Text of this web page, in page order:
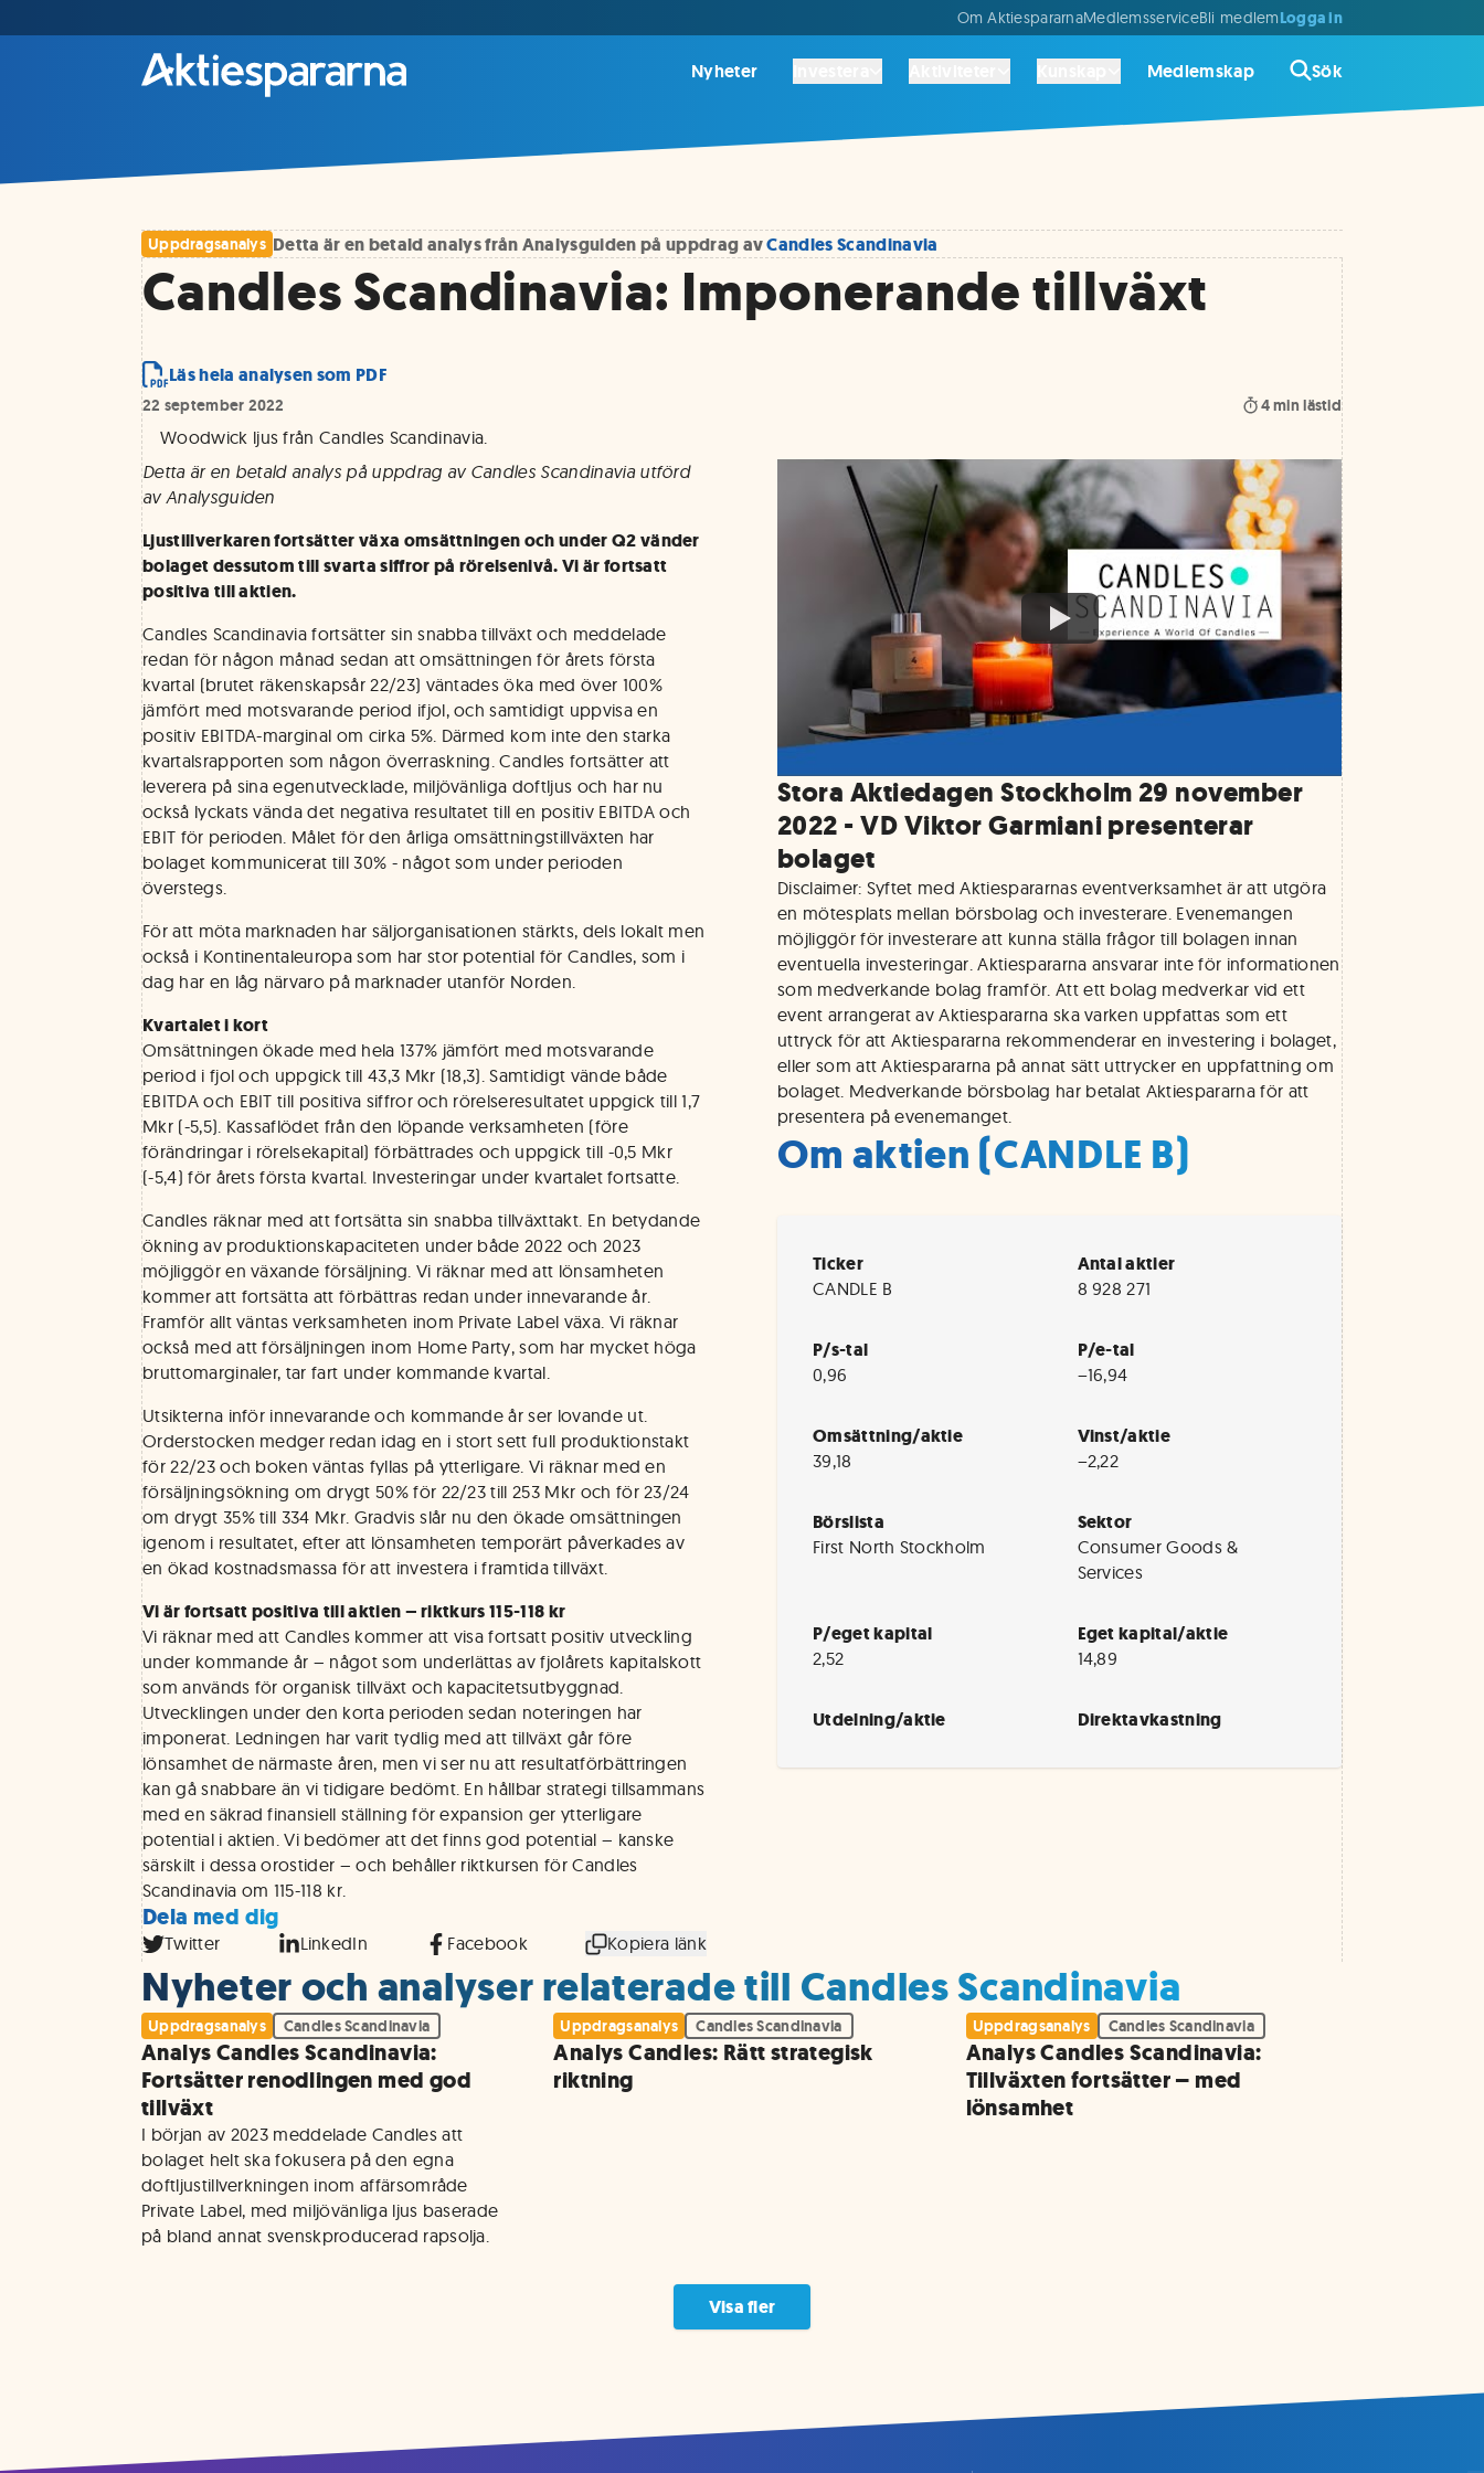
Om AktiespararnaMedlemsserviceBli medlemLogga in
Nyheter Medlemskap Sök
Uppdragsanalys Detta är en betald analys från Analysguiden på uppdrag avCandles Scandinavia
Candles Scandinavia: Imponerande tillväxt
Läs hela analysen som PDF
22 september 2022 4min lästid
Woodwick ljus från Candles Scandinavia.
Detta är en betald analys på uppdrag av Candles Scandinavia utförd
av Analysguiden
Ljustillverkaren fortsätter växa omsättningen och under Q2 vänder
bolaget dessutom till svarta siffror på rörelsenivå. Vi är fortsatt
positiva till aktien.
Candles Scandinavia fortsätter sin snabba tillväxt och meddelade
redan för någon månad sedan att omsättningen för årets första
kvartal (brutet räkenskapsår 22/23) väntades öka med över 100%
jämfört med motsvarande period ifjol, och samtidigt uppvisa en
positiv EBITDA-marginal om cirka 5%. Därmed kom inte den starka
kvartalsrapporten som någon överraskning. Candles fortsätter att
leverera på sina egenutvecklade, miljövänliga doftljus och har nu
också lyckats vända det negativa resultatet till en positiv EBITDA och
EBIT för perioden. Målet för den årliga omsättningstillväxten har
bolaget kommunicerat till 30% - något som under perioden
överstegs.
För att möta marknaden har säljorganisationen stärkts, dels lokalt men
också i Kontinentaleuropa som har stor potential för Candles, som i
dag har en låg närvaro på marknader utanför Norden.
Kvartalet i kort
Omsättningen ökade med hela 137% jämfört med motsvarande
period i fjol och uppgick till 43,3 Mkr (18,3). Samtidigt vände både
EBITDA och EBIT till positiva siffror och rörelseresultatet uppgick till 1,7
Mkr (-5,5). Kassaflödet från den löpande verksamheten (före
förändringar i rörelsekapital) förbättrades och uppgick till -0,5 Mkr
(-5,4) för årets första kvartal. Investeringar under kvartalet fortsatte.
Candles räknar med att fortsätta sin snabba tillväxttakt. En betydande
ökning av produktionskapaciteten under både 2022 och 2023
möjliggör en växande försäljning. Vi räknar med att lönsamheten
kommer att fortsätta att förbättras redan under innevarande år.
Framför allt väntas verksamheten inom Private Label växa. Vi räknar
också med att försäljningen inom Home Party, som har mycket höga
bruttomarginaler, tar fart under kommande kvartal.
Utsikterna inför innevarande och kommande år ser lovande ut.
Orderstocken medger redan idag en i stort sett full produktionstakt
för 22/23 och boken väntas fyllas på ytterligare. Vi räknar med en
försäljningsökning om drygt 50% för 22/23 till 253 Mkr och för 23/24
om drygt 35% till 334 Mkr. Gradvis slår nu den ökade omsättningen
igenom i resultatet, efter att lönsamheten temporärt påverkades av
en ökad kostnadsmassa för att investera i framtida tillväxt.
Vi är fortsatt positiva till aktien – riktkurs 115-118 kr
Vi räknar med att Candles kommer att visa fortsatt positiv utveckling
under kommande år – något som underlättas av fjolårets kapitalskott
som används för organisk tillväxt och kapacitetsutbyggnad.
Utvecklingen under den korta perioden sedan noteringen har
imponerat. Ledningen har varit tydlig med att tillväxt går före
lönsamhet de närmaste åren, men vi ser nu att resultatförbättringen
kan gå snabbare än vi tidigare bedömt. En hållbar strategi tillsammans
med en säkrad finansiell ställning för expansion ger ytterligare
potential i aktien. Vi bedömer att det finns god potential – kanske
särskilt i dessa orostider – och behåller riktkursen för Candles
Scandinavia om 115-118 kr.
Dela med dig
Twitter LinkedIn Facebook Kopiera länk
Stora Aktiedagen Stockholm 29 november
2022 - VD Viktor Garmiani presenterar
bolaget
Disclaimer: Syftet med Aktiespararnas eventverksamhet är att utgöra
en mötesplats mellan börsbolag och investerare. Evenemangen
möjliggör för investerare att kunna ställa frågor till bolagen innan
eventuella investeringar. Aktiespararna ansvarar inte för informationen
som medverkande bolag framför. Att ett bolag medverkar vid ett
event arrangerat av Aktiespararna ska varken uppfattas som ett
uttryck för att Aktiespararna rekommenderar en investering i bolaget,
eller som att Aktiespararna på annat sätt uttrycker en uppfattning om
bolaget. Medverkande börsbolag har betalat Aktiespararna för att
presentera på evenemanget.
Om aktien (CANDLE B)
Ticker
CANDLE B
Antal aktier
8 928 271
P/s-tal
0,96
P/e-tal
−16,94
Omsättning/aktie
39,18
Vinst/aktie
−2,22
Börslista
First North Stockholm
Sektor
Consumer Goods &
Services
P/eget kapital
2,52
Eget kapital/aktie
14,89
Utdelning/aktie Direktavkastning
Nyheter och analyser relaterade till Candles Scandinavia
Uppdragsanalys Candles Scandinavia
Analys Candles Scandinavia:
Fortsätter renodlingen med god
tillväxt
I början av 2023 meddelade Candles att
bolaget helt ska fokusera på den egna
doftljustillverkningen inom affärsområde
Private Label, med miljövänliga ljus baserade
på bland annat svenskproducerad rapsolja.
Uppdragsanalys Candles Scandinavia
Analys Candles: Rätt strategisk
riktning
Uppdragsanalys Candles Scandinavia
Analys Candles Scandinavia:
Tillväxten fortsätter – med
lönsamhet
Visa fler